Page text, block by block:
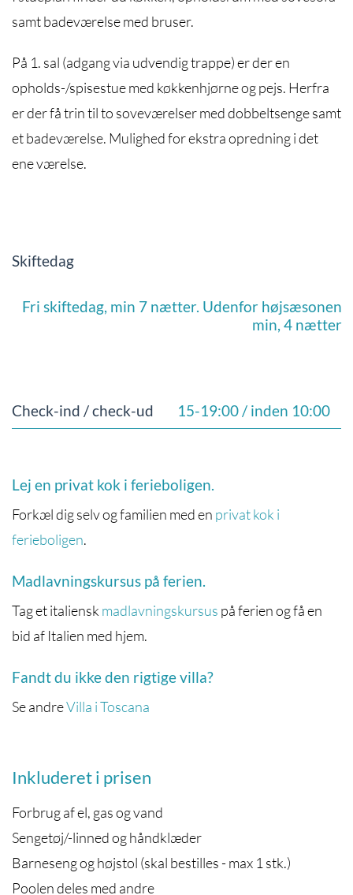
samt badeværelse med bruser.
På 1. sal (adgang via udvendig trappe) er der en
opholds-/spisestue med køkkenhjørne og pejs. Herfra
er der få trin til to soveværelser med dobbeltsenge samt
et badeværelse. Mulighed for ekstra opredning i det
ene værelse.
Skiftedag
Fri skiftedag, min 7 nætter. Udenfor højsæsonen
min, 4 nætter
Check-ind / check-ud 15-19:00 / inden 10:00
Lej en privat kok i ferieboligen.
Forkæl dig selv og familien med en privat kok i
ferieboligen.
Madlavningskursus på ferien.
Tag et italiensk madlavningskursus på ferien og få en
bid af Italien med hjem.
Fandt du ikke den rigtige villa?
Se andreVilla i Toscana
Inkluderet i prisen
Forbrug af el, gas og vand
Sengetøj/-linned og håndklæder
Barneseng og højstol (skal bestilles - max 1 stk.)
Poolen deles med andre